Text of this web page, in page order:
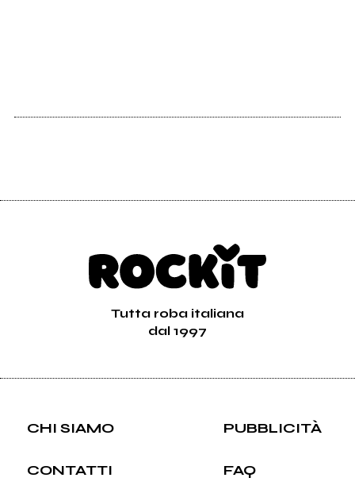
Tutta roba italiana
dal 1997
CHI SIAMO PUBBLICITÀ
CONTATTI FAQ